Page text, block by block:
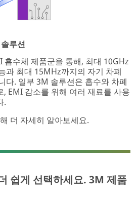
루션
흡수체 제품군을 통해, 최대 10GHz
과 최대 15MHz까지의 자기 차폐
다. 일부 3M 솔루션은 흡수와 차폐
, EMI 감소를 위해 여러 재료를 사용
.
더 자세히 알아보세요.
쉽게 선택하세요. 3M 제품